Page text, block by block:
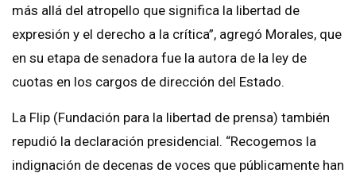
más allá del atropello que significa la libertad de
expresión y el derecho a la crítica”, agregó Morales, que
en su etapa de senadora fue la autora de la ley de
cuotas en los cargos de dirección del Estado.
La Flip (Fundación para la libertad de prensa) también
repudió la declaración presidencial. “Recogemos la
indignación de decenas de voces que públicamente han